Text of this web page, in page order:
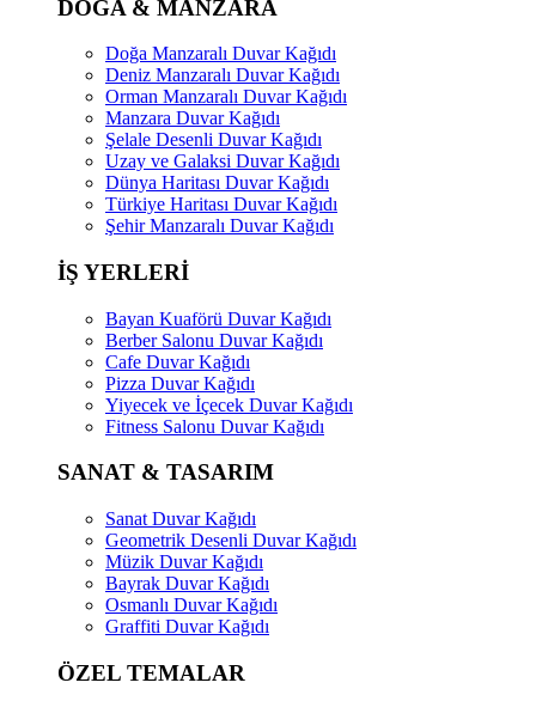
DOĞA & MANZARA
Doğa Manzaralı Duvar Kağıdı
Deniz Manzaralı Duvar Kağıdı
Orman Manzaralı Duvar Kağıdı
Manzara Duvar Kağıdı
Şelale Desenli Duvar Kağıdı
Uzay ve Galaksi Duvar Kağıdı
Dünya Haritası Duvar Kağıdı
Türkiye Haritası Duvar Kağıdı
Şehir Manzaralı Duvar Kağıdı
İŞ YERLERİ
Bayan Kuaförü Duvar Kağıdı
Berber Salonu Duvar Kağıdı
Cafe Duvar Kağıdı
Pizza Duvar Kağıdı
Yiyecek ve İçecek Duvar Kağıdı
Fitness Salonu Duvar Kağıdı
SANAT & TASARIM
Sanat Duvar Kağıdı
Geometrik Desenli Duvar Kağıdı
Müzik Duvar Kağıdı
Bayrak Duvar Kağıdı
Osmanlı Duvar Kağıdı
Graffiti Duvar Kağıdı
ÖZEL TEMALAR